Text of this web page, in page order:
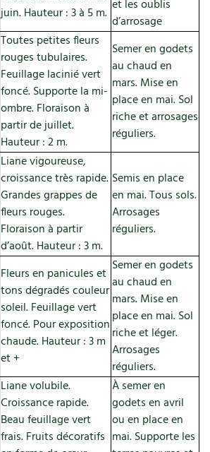
juin. Hauteur : 3 à 5 m. et les oublis
d’arrosage
Toutes petites fleurs
rouges tubulaires.
Feuillage lacinié vert
foncé. Supporte la mi-
ombre. Floraison à
partir de juillet.
Hauteur : 2 m.
Semer en godets
au chaud en
mars. Mise en
place en mai. Sol
riche et arrosages
réguliers.
Liane vigoureuse,
croissance très rapide.
Grandes grappes de
fleurs rouges.
Floraison à partir
d’août. Hauteur : 3 m.
Semis en place
en mai. Tous sols.
Arrosages
réguliers.
Fleurs en panicules et
tons dégradés couleur
soleil. Feuillage vert
foncé. Pour exposition
chaude. Hauteur : 3 m
et +
Semer en godets
au chaud en
mars. Mise en
place en mai. Sol
riche et léger.
Arrosages
réguliers.
Liane volubile.
Croissance rapide.
Beau feuillage vert
frais. Fruits décoratifs
À semer en
godets en avril
ou en place en
mai. Supporte les